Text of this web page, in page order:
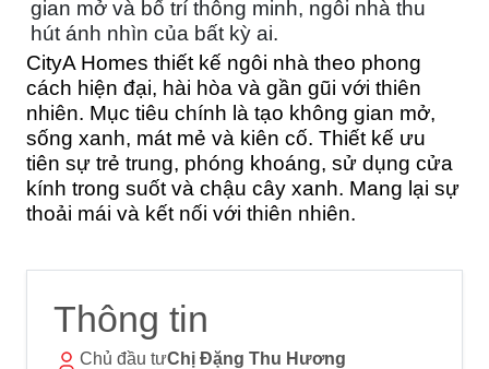
gian mở và bố trí thông minh, ngôi nhà thu
hút ánh nhìn của bất kỳ ai.
CityA Homes thiết kế ngôi nhà theo phong
cách hiện đại, hài hòa và gần gũi với thiên
nhiên. Mục tiêu chính là tạo không gian mở,
sống xanh, mát mẻ và kiên cố. Thiết kế ưu
tiên sự trẻ trung, phóng khoáng, sử dụng cửa
kính trong suốt và chậu cây xanh. Mang lại sự
thoải mái và kết nối với thiên nhiên.
Thông tin
Chủ đầu tưChị Đặng Thu Hương